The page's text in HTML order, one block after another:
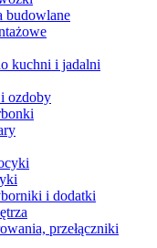
budowlane
kuchni i jadalni
ozdoby
i dodatki
przełączniki